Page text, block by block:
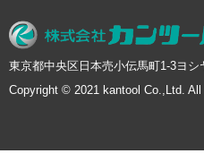
東京都中央区日本売小伝馬町1-3ヨシ
Copyright © 2021 kantool Co.,Ltd.